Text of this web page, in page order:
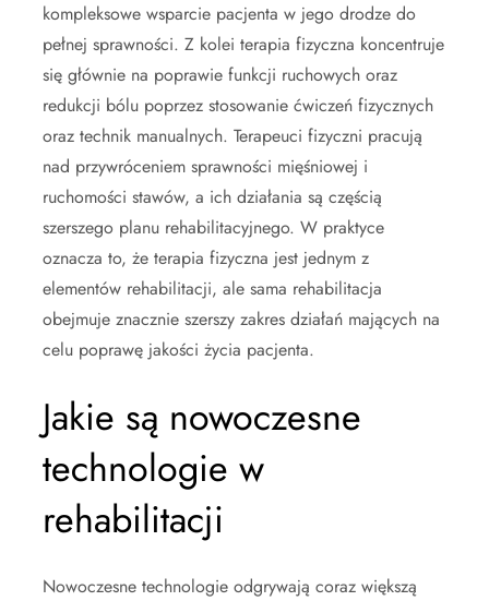
kompleksowe wsparcie pacjenta w jego drodze do
pełnej sprawności. Z kolei terapia fizyczna koncentruje
się głównie na poprawie funkcji ruchowych oraz
redukcji bólu poprzez stosowanie ćwiczeń fizycznych
oraz technik manualnych. Terapeuci fizyczni pracują
nad przywróceniem sprawności mięśniowej i
ruchomości stawów, a ich działania są częścią
szerszego planu rehabilitacyjnego. W praktyce
oznacza to, że terapia fizyczna jest jednym z
elementów rehabilitacji, ale sama rehabilitacja
obejmuje znacznie szerszy zakres działań mających na
celu poprawę jakości życia pacjenta.
Jakie są nowoczesne
technologie w
rehabilitacji
Nowoczesne technologie odgrywają coraz większą